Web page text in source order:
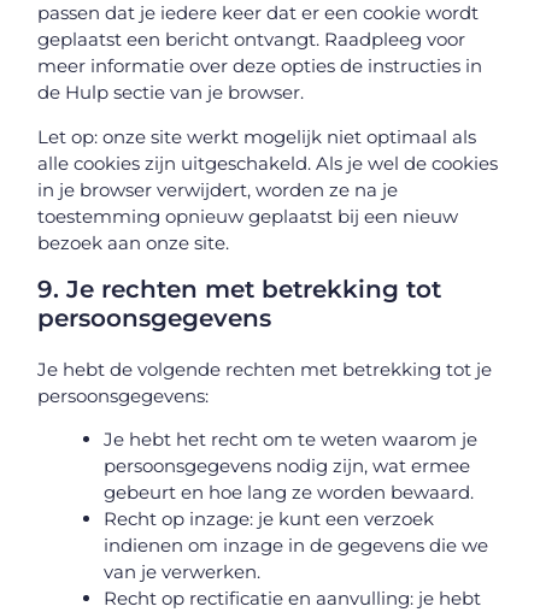
passen dat je iedere keer dat er een cookie wordt
geplaatst een bericht ontvangt. Raadpleeg voor
meer informatie over deze opties de instructies in
de Hulp sectie van je browser.
Let op: onze site werkt mogelijk niet optimaal als
alle cookies zijn uitgeschakeld. Als je wel de cookies
in je browser verwijdert, worden ze na je
toestemming opnieuw geplaatst bij een nieuw
bezoek aan onze site.
9. Je rechten met betrekking tot
persoonsgegevens
Je hebt de volgende rechten met betrekking tot je
persoonsgegevens:
Je hebt het recht om te weten waarom je
persoonsgegevens nodig zijn, wat ermee
gebeurt en hoe lang ze worden bewaard.
Recht op inzage: je kunt een verzoek
indienen om inzage in de gegevens die we
van je verwerken.
Recht op rectificatie en aanvulling: je hebt